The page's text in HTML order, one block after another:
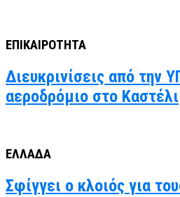
ΕΠΙΚΑΙΡΟΤΗΤΑ
Διευκρινίσεις από την
αεροδρόμιο στο Καστέλι
ΕΛΛΑΔΑ
Σφίγγει ο κλοιός για